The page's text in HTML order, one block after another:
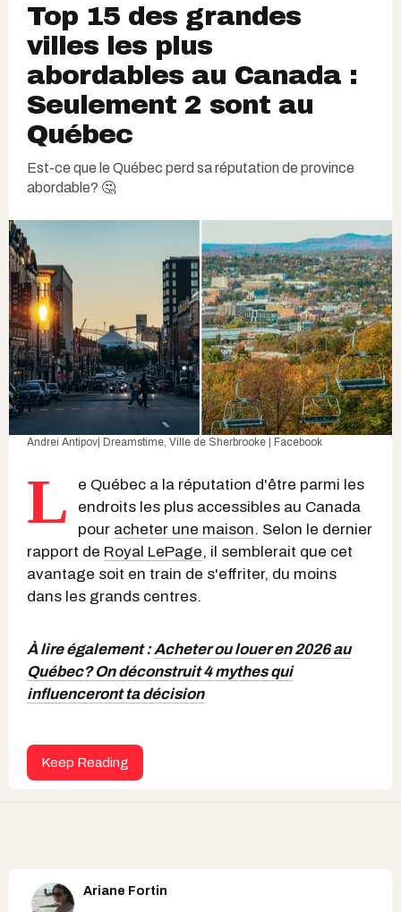
Top 15 des grandes
villes les plus
abordables au Canada :
Seulement 2 sont au
Québec
Est-ce que le Québec perd sa réputation de province
abordable? 🤔
Andrei Antipov| Dreamstime, Ville de Sherbrooke | Facebook
L
e Québec a la réputation d'être parmi les
endroits les plus accessibles au Canada
pour acheter une maison. Selon le dernier
rapport de Royal LePage, il semblerait que cet
avantage soit en train de s'effriter, du moins
dans les grands centres.
À lire également :Acheter ou louer en 2026 au
Québec? On déconstruit 4 mythes qui
influenceront ta décision
Keep Reading
Ariane Fortin